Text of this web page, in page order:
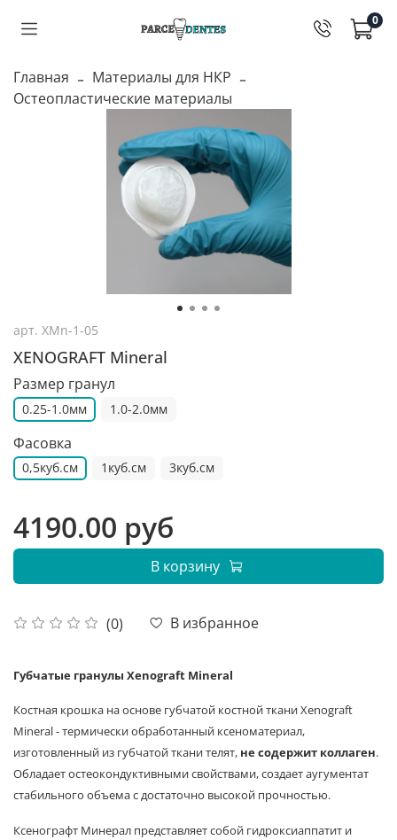
0
Главная
Материалы для НКР
Остеопластические материалы
арт. XMn-1-05
XENOGRAFT Mineral
(0) В избранное
Размер гранул
0.25-1.0мм 1.0-2.0мм
Фасовка
0,5куб.см 1куб.см 3куб.см
4190.00 руб
В корзину
Губчатые гранулы Xenograft Mineral
Костная крошка на основе губчатой костной ткани Xenograft
Mineral - термически обработанный ксеноматериал,
изготовленный из губчатой ткани телят, не содержит коллаген.
Обладает остеокондуктивными свойствами, создает аугументат
стабильного объема с достаточно высокой прочностью.
Ксенографт Минерал представляет собой гидроксиаппатит и